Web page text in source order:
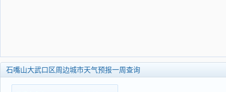
石嘴山大武口区周边城市天气预报一周查询